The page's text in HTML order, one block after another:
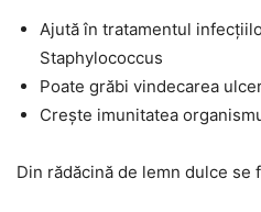
Ajută în tratamentul
Staphylococcus
Poate grăbi vindecarea
Crește imunitatea
Din rădăcină de lemn dulce se